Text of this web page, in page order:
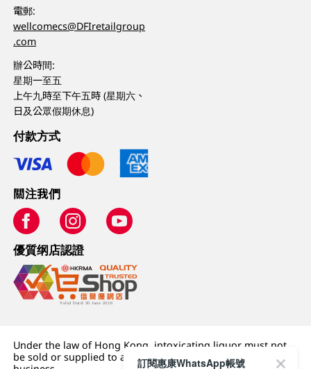
電郵:
wellcomecs@DFIretailgroup
.com
辦公時間:
星期一至五
上午九時至下午五時 (星期六、
日及公眾假期休息)
付款方式
關注我們
優質纲店認證
Under the law of Hong Kong, intoxicating liquor must not
be sold or supplied to a minor (under 18) in the course of
訂閱惠康WhatsApp帳號